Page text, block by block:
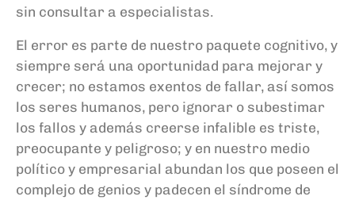
sin consultar a especialistas.
El error es parte de nuestro paquete cognitivo, y
siempre será una oportunidad para mejorar y
crecer; no estamos exentos de fallar, así somos
los seres humanos, pero ignorar o subestimar
los fallos y además creerse infalible es triste,
preocupante y peligroso; y en nuestro medio
político y empresarial abundan los que poseen el
complejo de genios y padecen el síndrome de